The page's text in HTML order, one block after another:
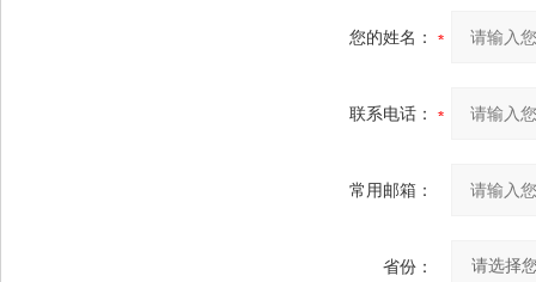
您的姓名：
联系电话：
常用邮箱：
省份：